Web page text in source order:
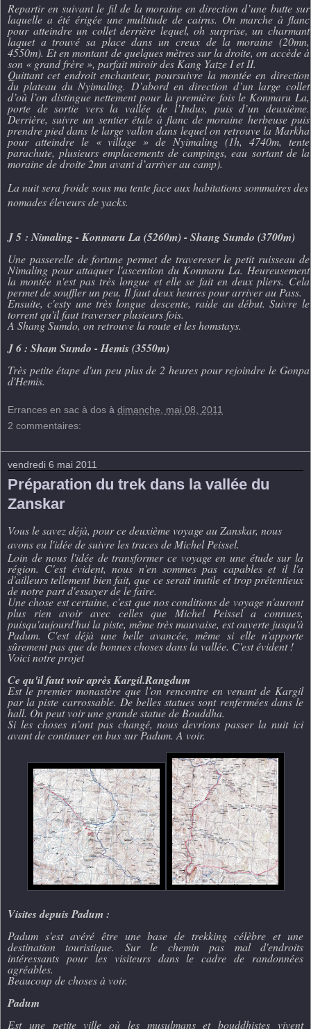
Repartir en suivant le fil de la moraine en direction d’une butte sur
laquelle a été érigée une multitude de cairns. On marche à flanc
pour atteindre un collet derrière lequel, oh surprise, un charmant
laquet a trouvé sa place dans un creux de la moraine (20mn,
4550m). Et en montant de quelques mètres sur la droite, on accède à
son « grand frère », parfait miroir des Kang Yatze I et II.
Quittant cet endroit enchanteur, poursuivre la montée en direction
du plateau du Nyimaling. D’abord en direction d’un large collet
d’où l’on distingue nettement pour la première fois le Konmaru La,
porte de sortie vers la vallée de l’Indus, puis d’un deuxième.
Derrière, suivre un sentier étale à flanc de moraine herbeuse puis
prendre pied dans le large vallon dans lequel on retrouve la Markha
pour atteindre le « village » de Nyimaling (1h, 4740m, tente
parachute, plusieurs emplacements de campings, eau sortant de la
moraine de droite 2mn avant d’arriver au camp).
La nuit sera froide sous ma tente face aux habitations sommaires des
nomades éleveurs de yacks.
J 5 : Nimaling - Konmaru La (5260m) - Shang Sumdo (3700m)
Une passerelle de fortune permet de travereser le petit ruisseau de
Nimaling pour attaquer l'ascention du Konmaru La. Heureusement
la montée n'est pas très longue et elle se fait en deux pliers. Cela
permet de souffler un peu. Il faut deux heures pour arriver au Pass.
Ensuite, c'esty une très longue descente, raide au début. Suivre le
torrent qu'il faut traverser plusieurs fois.
A Shang Sumdo, on retrouve la route et les homstays.
J 6 : Sham Sumdo - Hemis (3550m)
Très petite étape d'un peu plus de 2 heures pour rejoindre le Gonpa
d'Hemis.
Errances en sac à dos à dimanche, mai 08, 2011
2 commentaires:
vendredi 6 mai 2011
Préparation du trek dans la vallée du
Zanskar
Vous le savez déjà, pour ce deuxième voyage au Zanskar, nous
avons eu l'idée de suivre les traces de Michel Peissel.
Loin de nous l'idée de transformer ce voyage en une étude sur la
région. C'est évident, nous n'en sommes pas capables et il l'a
d'ailleurs tellement bien fait, que ce serait inutile et trop prétentieux
de notre part d'essayer de le faire.
Une chose est certaine, c'est que nos conditions de voyage n'auront
plus rien avoir avec celles que Michel Peissel a connues,
puisqu'aujourd'hui la piste, même très mauvaise, est ouverte jusqu'à
Padum. C'est déjà une belle avancée, même si elle n'apporte
sûrement pas que de bonnes choses dans la vallée. C'est évident !
Voici notre projet
Ce qu'il faut voir après Kargil.Rangdum
Est le premier monastère que l’on rencontre en venant de Kargil
par la piste carrossable. De belles statues sont renfermées dans le
hall. On peut voir une grande statue de Bouddha.
Si les choses n’ont pas changé, nous devrions passer la nuit ici
avant de continuer en bus sur Padum. A voir.
Visites depuis Padum :
Padum s'est avéré être une base de trekking célèbre et une
destination touristique. Sur le chemin pas mal d'endroits
intéressants pour les visiteurs dans le cadre de randonnées
agréables.
Beaucoup de choses à voir.
Padum
Est une petite ville où les musulmans et bouddhistes vivent